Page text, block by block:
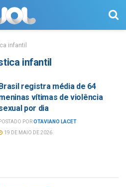
infantil
infantil
registra média de 64
vítimas de violência
por dia
POSTADO POROTAVIANO LACET
19 DE MAIO DE 2026